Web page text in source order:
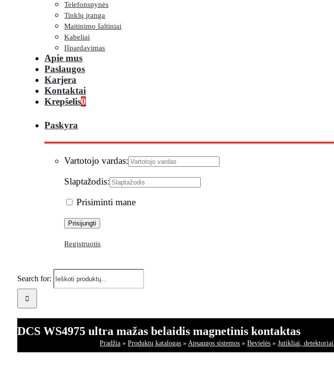
Telefonspynės
Tinklų įranga
Maitinimo šaltiniai
Kabeliai
Išpardavimas
Apie mus
Paslaugos
Karjera
Kontaktai
Krepšelis0
Paskyra
Vartotojo vardas:
Slaptažodis:
Prisiminti mane
Registruotis
Search for:
DCS WS4975 ultra mažas belaidis magnetinis kontaktas
Pradžia »Produktų katalogas »Apsaugos sistemos »Bevielės »Jutikliai, detektoriai